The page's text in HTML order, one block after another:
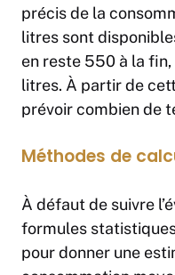
précis de la
litres sont
en reste 550 à la
litres. À partir de
prévoir combien de
Méthodes de
À défaut de suivre
formules
pour donner une